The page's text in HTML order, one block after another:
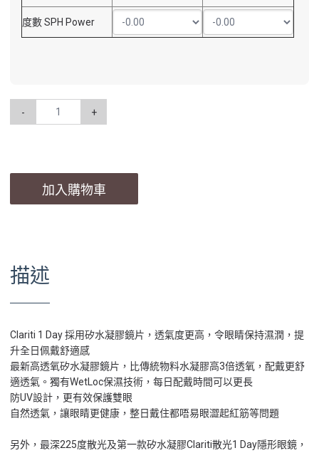
度數 SPH Power
- +
加入購物車
描述
Clariti 1 Day 採用矽水凝膠鏡片，透氣度更高，令眼睛保持濕潤，提
升全日佩戴舒適感
最新高透氧矽水凝膠鏡片，比傳統物料水凝膠高3倍透氧，配戴更舒
適透氣。獨有WetLoc保濕技術，每日配戴時間可以更長
防UV設計，更有效保護雙眼
自然透氣，讓眼睛更健康，整日戴住都唔易眼澀起紅筋等問題
另外，最深225度散光及第一款矽水凝膠Clariti散光1 Day隱形眼鏡，